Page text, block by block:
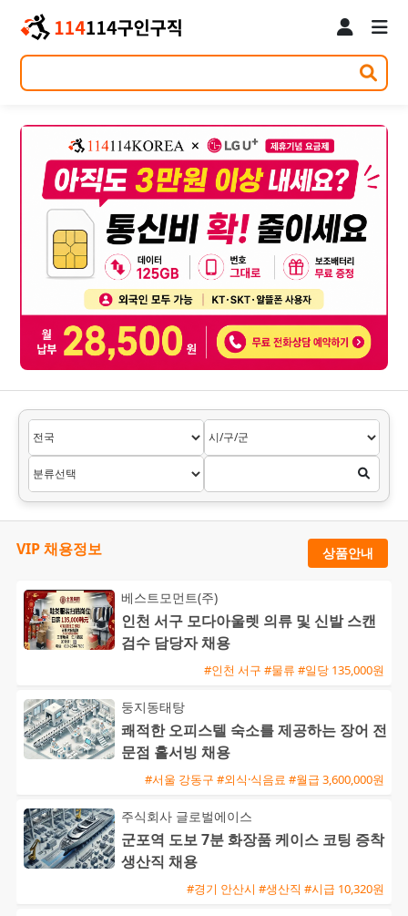
VIP 채용정보 상품안내
베스트모먼트(주)
인천 서구 모다아울렛 의류 및 신발 스캔
검수 담당자 채용
#인천 서구 #물류 #일당 135,000원
둥지동태탕
쾌적한 오피스텔 숙소를 제공하는 장어 전
문점 홀서빙 채용
#서울 강동구 #외식·식음료 #월급 3,600,000원
주식회사 글로벌에이스
군포역 도보 7분 화장품 케이스 코팅 증착
생산직 채용
#경기 안산시 #생산직 #시급 10,320원